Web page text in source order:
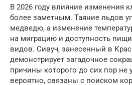
В 2026 году влияние изменения
более заметным. Таяние льдов
медведю, а изменение
на миграцию и доступность
видов. Сивуч, занесенный в
демонстрирует загадочное
причины которого до сих пор не
вероятно, связаны с поиском